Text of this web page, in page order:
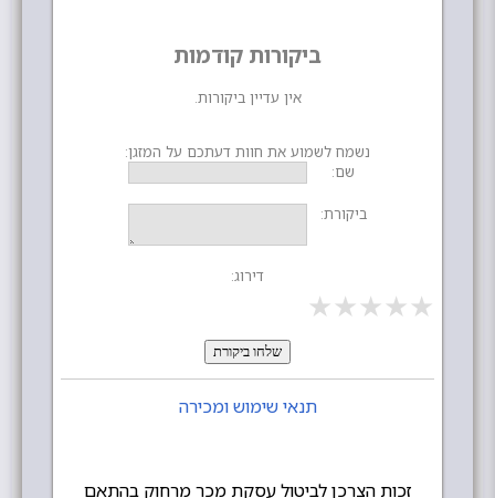
ביקורות קודמות
אין עדיין ביקורות.
נשמח לשמוע את חוות דעתכם על המזגן:
שם:
ביקורת:
דירוג:
★★★★★
שלחו ביקורת
תנאי שימוש ומכירה
זכות הצרכן לביטול עסקת מכר מרחוק בהתאם